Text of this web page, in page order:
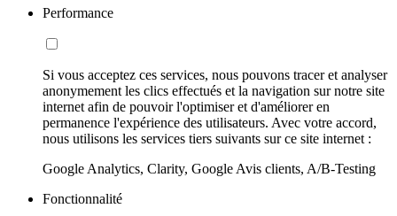
Performance
Si vous acceptez ces services, nous pouvons tracer et analyser
anonymement les clics effectués et la navigation sur notre site
internet afin de pouvoir l'optimiser et d'améliorer en
permanence l'expérience des utilisateurs. Avec votre accord,
nous utilisons les services tiers suivants sur ce site internet :
Google Analytics, Clarity, Google Avis clients, A/B-Testing
Fonctionnalité